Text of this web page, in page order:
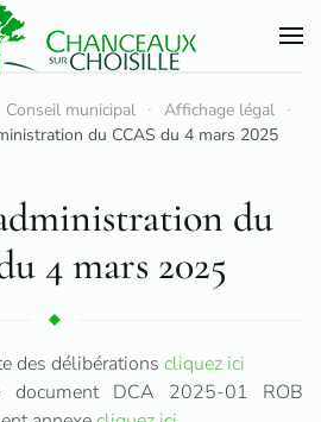
principal
Conseil municipal
Affichage légal
du CCAS du 4 mars 2025
du
4 mars 2025
des délibérations cliquez ici
DCA 2025-01 ROB